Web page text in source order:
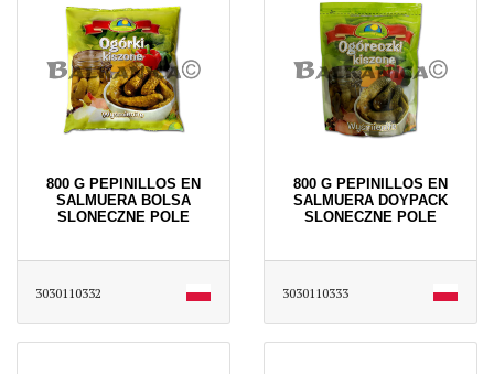
800 G PEPINILLOS EN
SALMUERA BOLSA
SLONECZNE POLE
3030110332
800 G PEPINILLOS EN
SALMUERA DOYPACK
SLONECZNE POLE
3030110333